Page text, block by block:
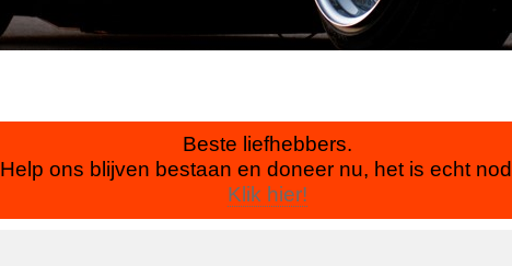
Beste liefhebbers.
Help ons blijven bestaan en doneer nu, het is echt
Klik hier!